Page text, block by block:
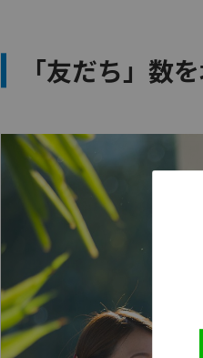
「友だち」数